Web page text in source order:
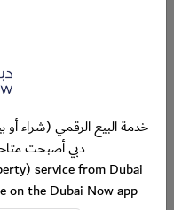
خدمة البيع الرقمي (شراء أو
دبي أصبحت
service from Dubai
on the Dubai Now app